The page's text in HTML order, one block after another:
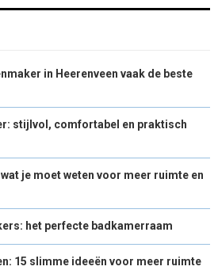
in Heerenveen vaak de beste
stijlvol, comfortabel en praktisch
je moet weten voor meer ruimte en
het perfecte badkamerraam
15 slimme ideeën voor meer ruimte